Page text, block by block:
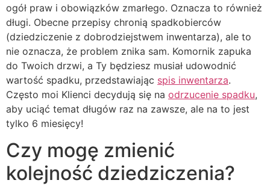
ogół praw i obowiązków zmarłego. Oznacza to również
długi. Obecne przepisy chronią spadkobierców
(dziedziczenie z dobrodziejstwem inwentarza), ale to
nie oznacza, że problem znika sam. Komornik zapuka
do Twoich drzwi, a Ty będziesz musiał udowodnić
wartość spadku, przedstawiając spis inwentarza.
Często moi Klienci decydują się na odrzucenie spadku,
aby uciąć temat długów raz na zawsze, ale na to jest
tylko 6 miesięcy!
Czy mogę zmienić
kolejność dziedziczenia?